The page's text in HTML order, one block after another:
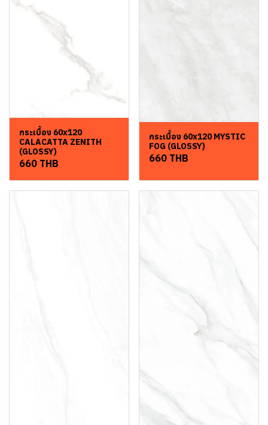
กระเบื้อง 60x120
CALACATTA ZENITH
(GLOSSY)
660 THB
กระเบื้อง 60x120 MYSTIC
FOG (GLOSSY)
660 THB